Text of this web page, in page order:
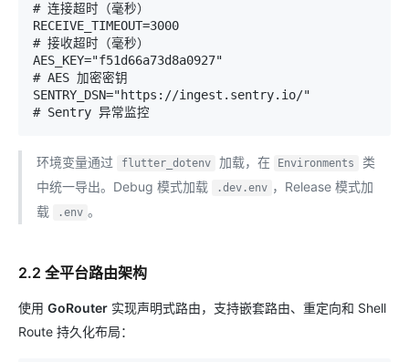
# 连接超时（毫秒）
RECEIVE_TIMEOUT=3000
# 接收超时（毫秒）
AES_KEY="f51d66a73d8a0927"
# AES 加密密钥
SENTRY_DSN="https://ingest.sentry.io/"
环境变量通过 flutter_dotenv 加载，在 Environments
类
中统一导出。Debug 模式加载
.dev.env ，Release 模式加
载
.env 。
2.2 全平台路由架构
使用 GoRouter 实现声明式路由，支持嵌套路由、重定向和 Shell
Route 持久化布局：